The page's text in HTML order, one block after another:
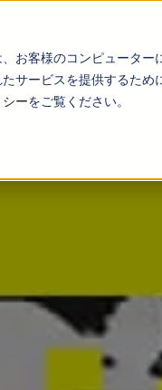
お客様のコンピュータ
サービスを提供するた
ーをご覧ください。